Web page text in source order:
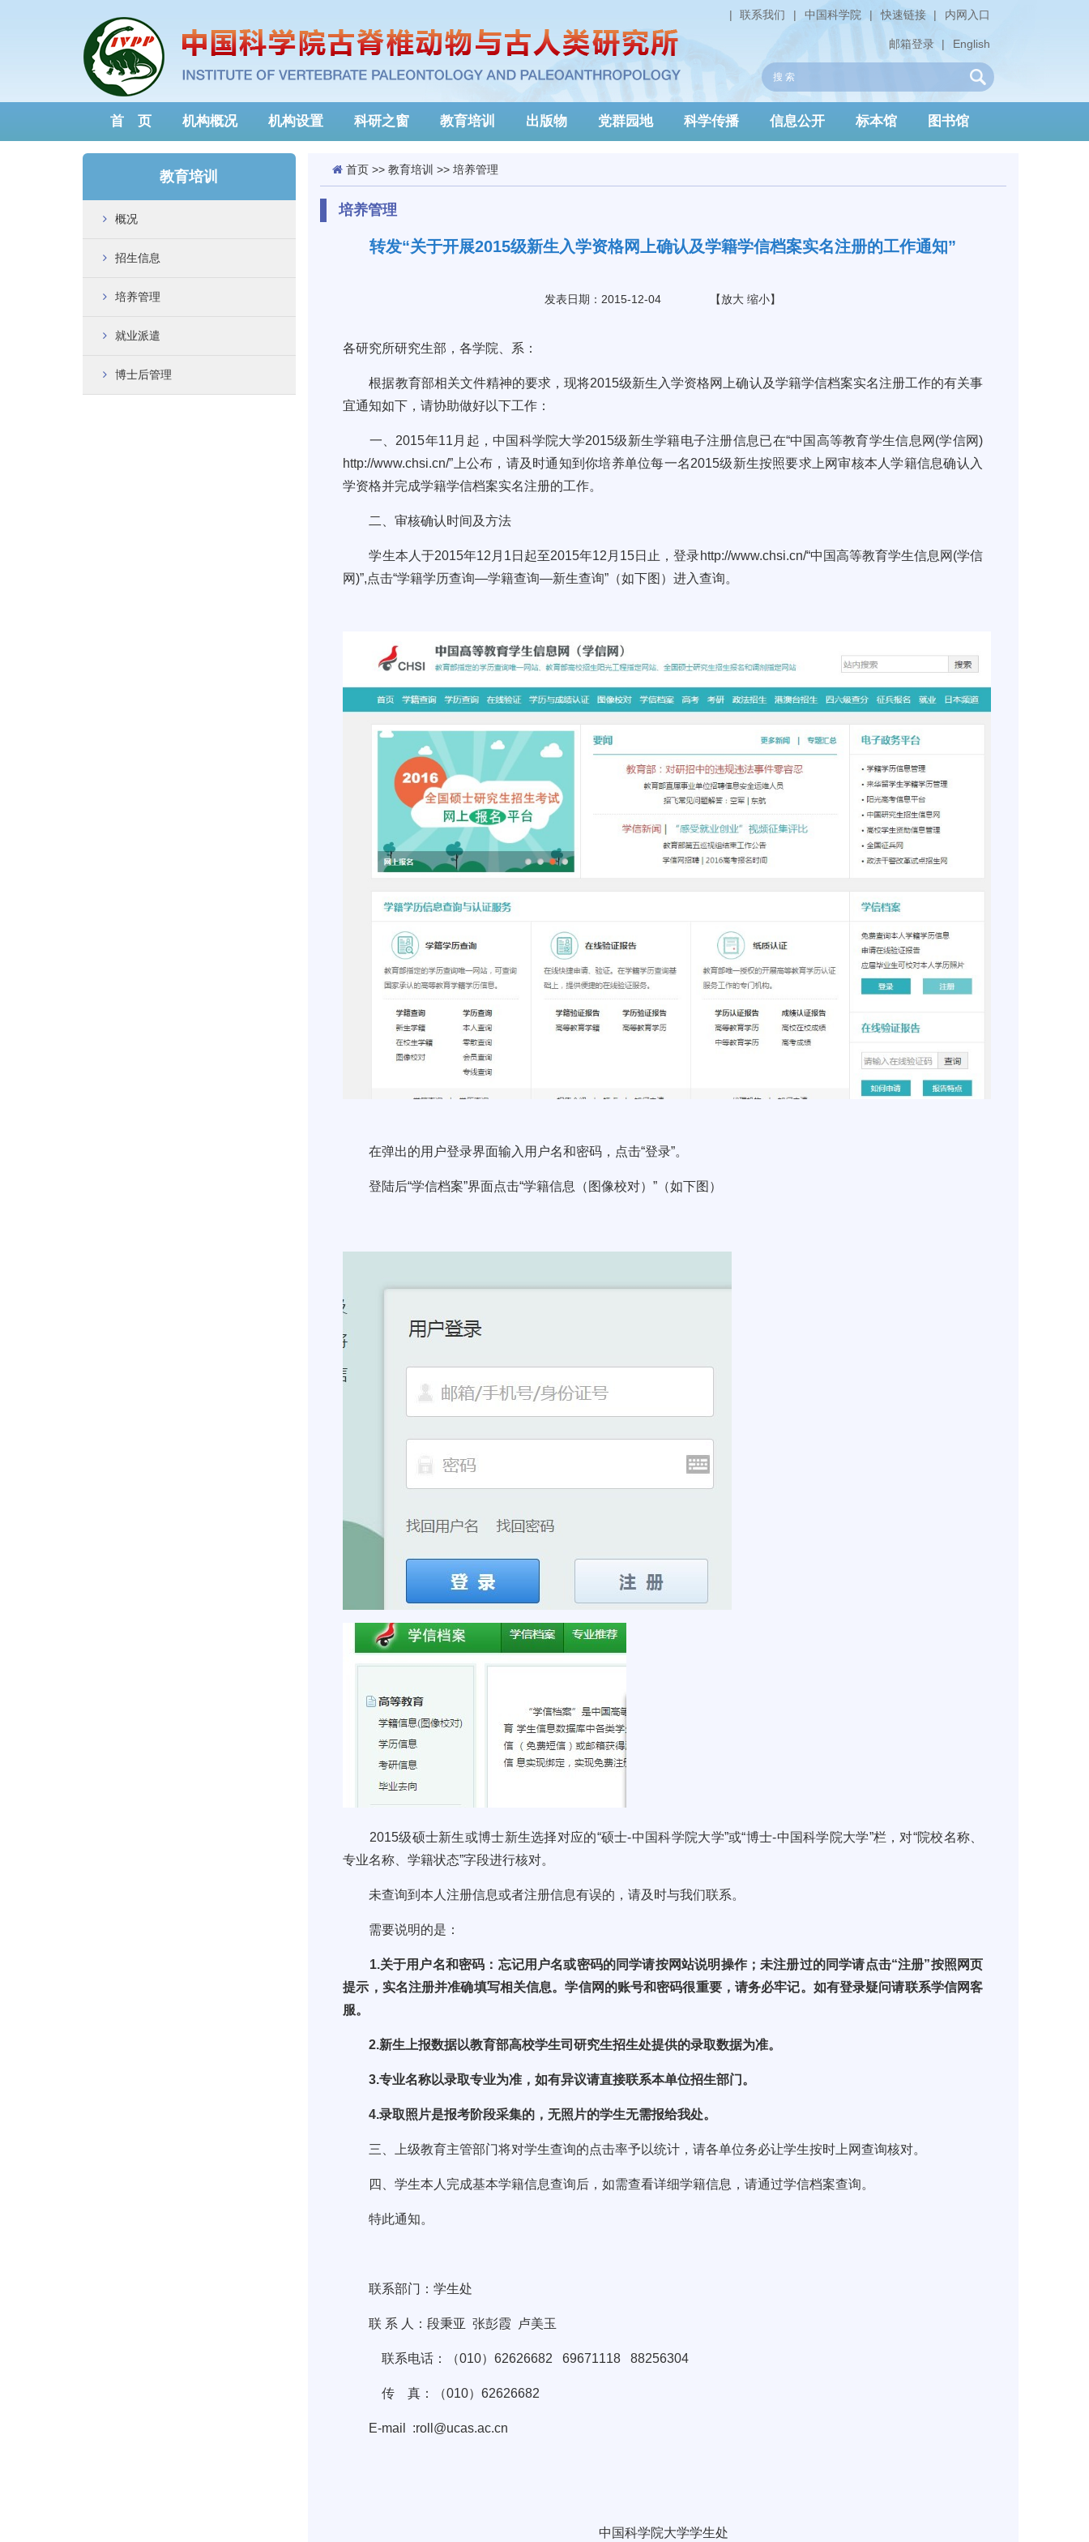
内网入口
|
快速链接
|
中国科学院
|
联系我们
|
English
|
邮箱登录
首 页 机构概况 机构设置 科研之窗 教育培训 出版物 党群园地 科学传播 信息公开 标本馆 图书馆
教育培训
概况
招生信息
培养管理
就业派遣
博士后管理
首页>> 教育培训 >> 培养管理
培养管理
转发“关于开展2015级新生入学资格网上确认及学籍学信档案实名注册的工作通知”
发表日期：2015-12-04 【放大 缩小】
各研究所研究生部，各学院、系：
根据教育部相关文件精神的要求，现将2015级新生入学资格网上确认及学籍学信档案实名注册工作的有关事
宜通知如下，请协助做好以下工作：
一、 2015年11 月起，中国科学院大学2015级新生学籍电子注册信息已在“中国高等教育学生信息网 (学信网)
http://www.chsi.cn/”上公布，请及时通知到你培养单位每一名2015级新生按照要求上网审核本人学籍信息确认入
学资格并完成学籍学信档案实名注册的工作。
二、审核确认时间及方法
学生本人于2015年12 月 1 日起至2015年12 月 15日止，登录http://www.chsi.cn/“中国高等教育学生信息网 (学信
网)”,点击“学籍学历查询—学籍查询—新生查询”（如下图）进入查询。
在弹出的用户登录界面输入用户名和密码，点击“登录”。
登陆后“学信档案”界面点击“学籍信息（图像校对）” （如下图）
2015级硕士新生或博士新生选择对应的“硕士-中国科学院大学”或“博士-中国科学院大学”栏，对“院校名称、
专业名称、学籍状态”字段进行核对。
未查询到本人注册信息或者注册信息有误的，请及时与我们联系。
需要说明的是：
1.关于用户名和密码：忘记用户名或密码的同学请按网站说明操作；未注册过的同学请点击“注册”按照网页
提示，实名注册并准确填写相关信息。学信网的账号和密码很重要，请务必牢记。如有登录疑问请联系学信网客
服。
2.新生上报数据以教育部高校学生司研究生招生处提供的录取数据为准。
3.专业名称以录取专业为准，如有异议请直接联系本单位招生部门。
4.录取照片是报考阶段采集的，无照片的学生无需报给我处。
三、上级教育主管部门将对学生查询的点击率予以统计，请各单位务必让学生按时上网查询核对。
四、学生本人完成基本学籍信息查询后，如需查看详细学籍信息，请通过学信档案查询。
特此通知。
联系部门：学生处
联 系 人：段秉亚 张彭霞 卢美玉
联系电话：（010）62626682 69671118 88256304
传 真：（010）62626682
E-mail :roll@ucas.ac.cn
中国科学院大学学生处